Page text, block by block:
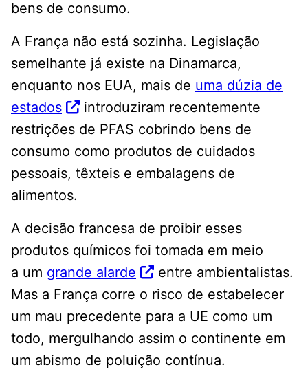
bens de consumo.
A França não está sozinha. Legislação
semelhante já existe na Dinamarca,
enquanto nos EUA, mais de uma dúzia de
estados
introduziram recentemente
restrições de PFAS cobrindo bens de
consumo como produtos de cuidados
pessoais, têxteis e embalagens de
alimentos.
A decisão francesa de proibir esses
produtos químicos foi tomada em meio
a um grande alarde
entre ambientalistas.
Mas a França corre o risco de estabelecer
um mau precedente para a UE como um
todo, mergulhando assim o continente em
um abismo de poluição contínua.